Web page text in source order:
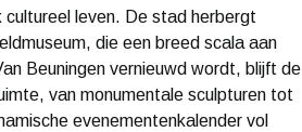
leven. De stad herbergt
die een breed scala aan
Beuningen vernieuwd wordt, blijft de
van monumentale sculpturen tot
evenementenkalender vol